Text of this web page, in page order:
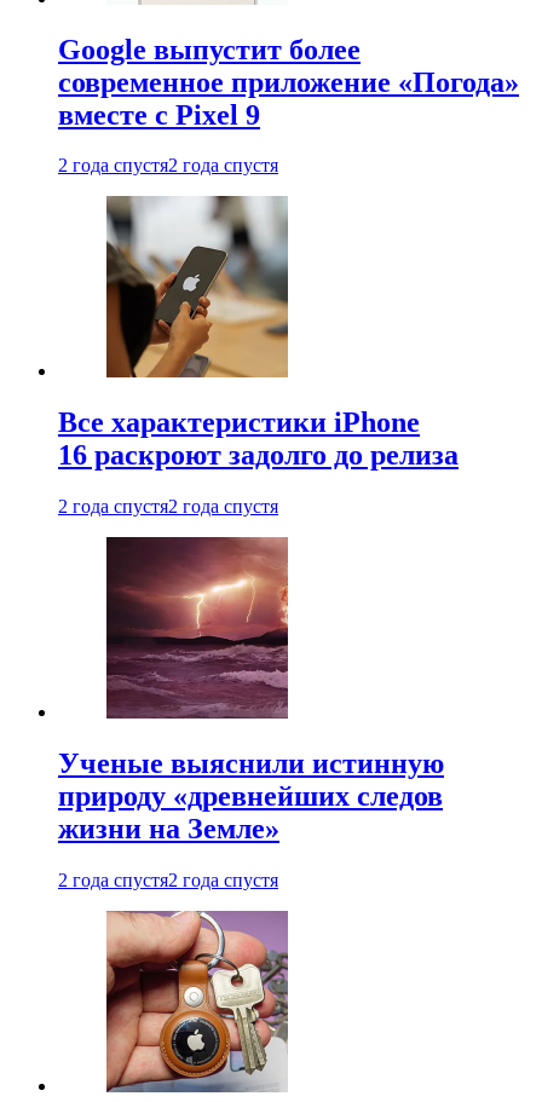
Google выпустит более
современное приложение «Погода»
вместе с Pixel 9
2 года спустя2 года спустя
Все характеристики iPhone
16 раскроют задолго до релиза
2 года спустя2 года спустя
Ученые выяснили истинную
природу «древнейших следов
жизни на Земле»
2 года спустя2 года спустя